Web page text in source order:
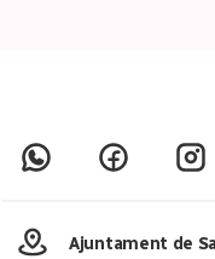
Ajuntament de